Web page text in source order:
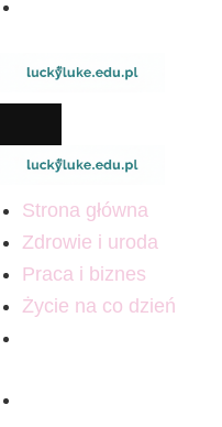
Strona główna
Zdrowie i uroda
Praca i biznes
Życie na co dzień